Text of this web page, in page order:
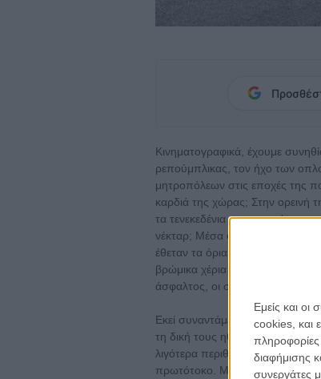
Εμείς και
cookies, και
πληροφορίες
διαφήμισης
συνεργάτες
Κινηματογραφικά, έχουμε
ρεπούμπλικας, τον ήχο των
μητροπόλεων στις εποχές της
καρδιά της χώρας; Στην
τα τενεκεδένια αποστακτήρια
νέκταρ; Μέσα στη λάσπη, την
έθεταν τα όρια των μικρών τους
βρώμικα χέρια ήθελαν το
άσφαλτος, οι συναλλαγές
Εκεί συναντάμε την οικογένεια
τη δική τους ηθική και
λιγότερα περιθώρια να τον
πρωτότοκο. Μόνο ο μικρός ήταν